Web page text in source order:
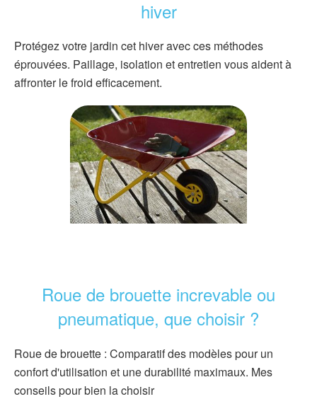
hiver
Protégez votre jardin cet hiver avec ces méthodes
éprouvées. Paillage, isolation et entretien vous aident à
affronter le froid efficacement.
Roue de brouette increvable ou
pneumatique, que choisir ?
Roue de brouette : Comparatif des modèles pour un
confort d'utilisation et une durabilité maximaux. Mes
conseils pour bien la choisir